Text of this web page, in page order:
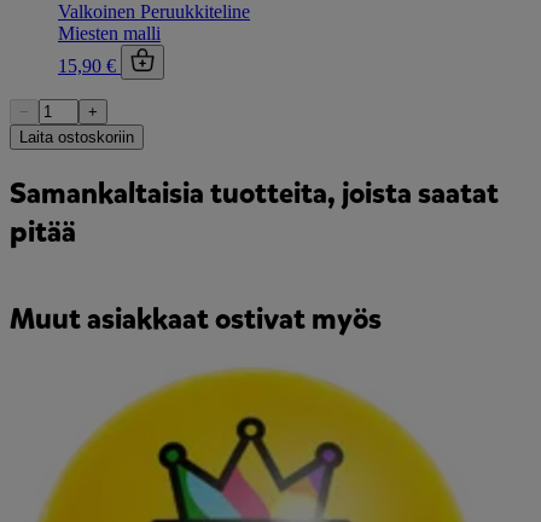
Valkoinen Peruukkiteline
Miesten malli
15,90 €
−
+
Laita ostoskoriin
Samankaltaisia tuotteita, joista saatat
pitää
Muut asiakkaat ostivat myös